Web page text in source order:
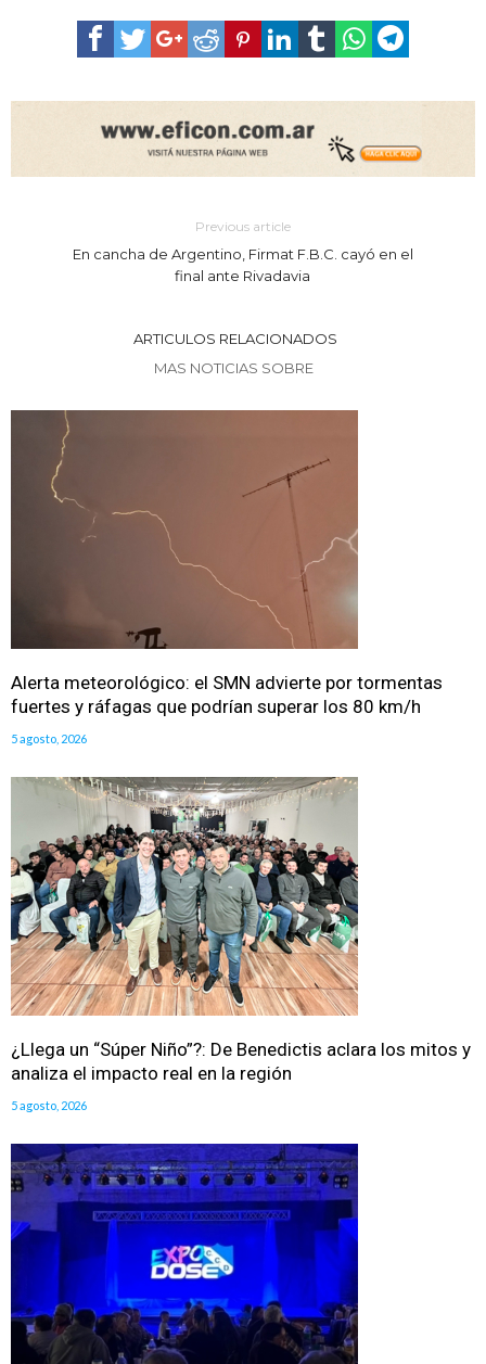
Previous article
En cancha de Argentino, Firmat F.B.C. cayó en el
final ante Rivadavia
ARTICULOS RELACIONADOS
MAS NOTICIAS SOBRE
Alerta meteorológico: el SMN advierte por tormentas
fuertes y ráfagas que podrían superar los 80 km/h
5 agosto, 2026
¿Llega un “Súper Niño”?: De Benedictis aclara los mitos y
analiza el impacto real en la región
5 agosto, 2026